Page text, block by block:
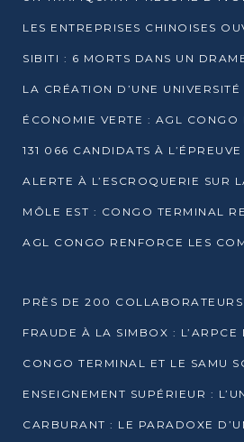
131 066 CANDIDATS À
PRÈS DE 200 COLLABORATEURS D’AGL CONGO EN